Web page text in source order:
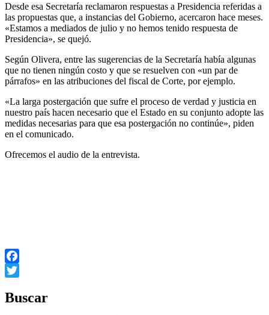
Desde esa Secretaría reclamaron respuestas a Presidencia referidas a
las propuestas que, a instancias del Gobierno, acercaron hace meses.
«Estamos a mediados de julio y no hemos tenido respuesta de
Presidencia», se quejó.
Según Olivera, entre las sugerencias de la Secretaría había algunas
que no tienen ningún costo y que se resuelven con «un par de
párrafos» en las atribuciones del fiscal de Corte, por ejemplo.
«La larga postergación que sufre el proceso de verdad y justicia en
nuestro país hacen necesario que el Estado en su conjunto adopte las
medidas necesarias para que esa postergación no continúe», piden
en el comunicado.
Ofrecemos el audio de la entrevista.
Facebook
Buscar